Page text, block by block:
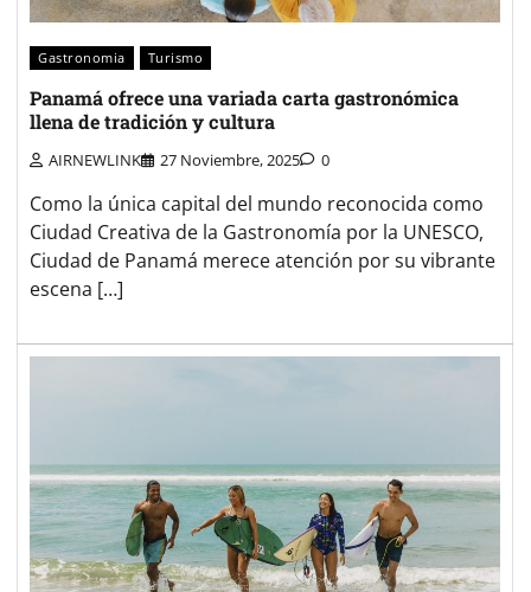
Gastronomia Turismo
Panamá ofrece una variada carta gastronómica
llena de tradición y cultura
AIRNEWLINK 27 Noviembre, 2025 0
Como la única capital del mundo reconocida como
Ciudad Creativa de la Gastronomía por la UNESCO,
Ciudad de Panamá merece atención por su vibrante
escena […]